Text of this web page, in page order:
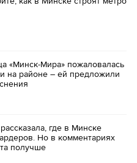
«Минск-Мира» пожаловалась
на районе – ей предложили
где в Минске
Но в комментариях
получше